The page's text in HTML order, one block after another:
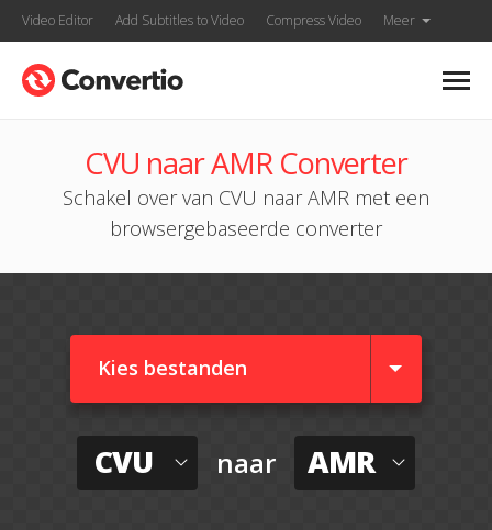
Video Editor Add Subtitles to Video Compress Video Meer
CVU naar AMR Converter
Schakel over van CVU naar AMR met een
browsergebaseerde converter
Kies bestanden
CVU naar AMR